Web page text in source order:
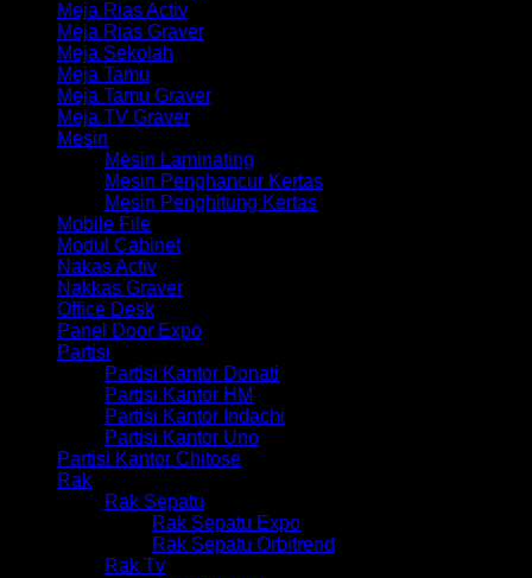
Meja Rias Activ
Meja Rias Graver
Meja Sekolah
Meja Tamu
Meja Tamu Graver
Meja TV Graver
Mesin
Mesin Laminating
Mesin Penghancur Kertas
Mesin Penghitung Kertas
Mobile File
Modul Cabinet
Nakas Activ
Nakkas Graver
Office Desk
Panel Door Expo
Partisi
Partisi Kantor Donati
Partisi Kantor HM
Partisi Kantor Indachi
Partisi Kantor Uno
Partisi Kantor Chitose
Rak
Rak Sepatu
Rak Sepatu Expo
Rak Sepatu Orbitrend
Rak Tv